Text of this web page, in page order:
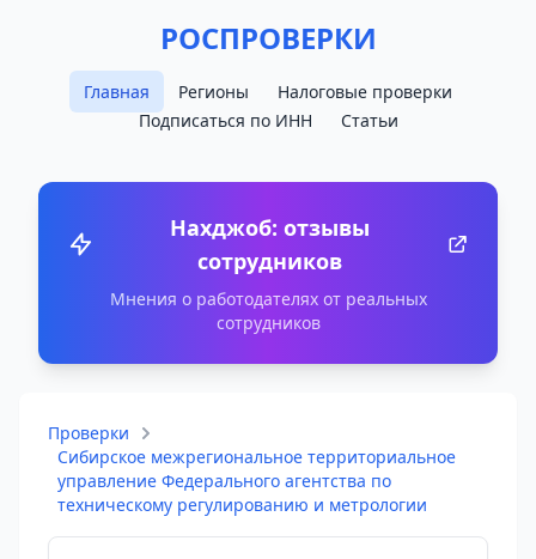
РОСПРОВЕРКИ
Главная Регионы
Налоговые проверки
Подписаться по ИНН
Статьи
Нахджоб: отзывы
сотрудников
Мнения о работодателях от реальных
сотрудников
Проверки
Сибирское межрегиональное территориальное
управление Федерального агентства по
техническому регулированию и метрологии